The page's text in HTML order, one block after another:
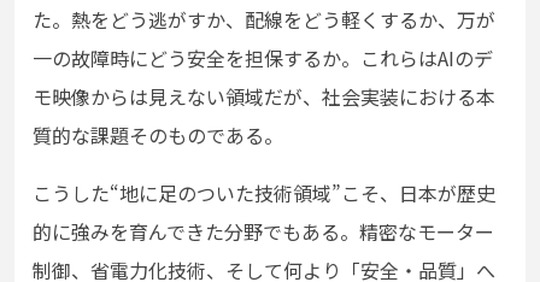
た。熱をどう逃がすか、配線をどう軽くするか、万が
一の故障時にどう安全を担保するか。これらはAIのデ
モ映像からは見えない領域だが、社会実装における本
質的な課題そのものである。
こうした“地に足のついた技術領域”こそ、日本が歴史
的に強みを育んできた分野でもある。精密なモーター
制御、省電力化技術、そして何より「安全・品質」へ